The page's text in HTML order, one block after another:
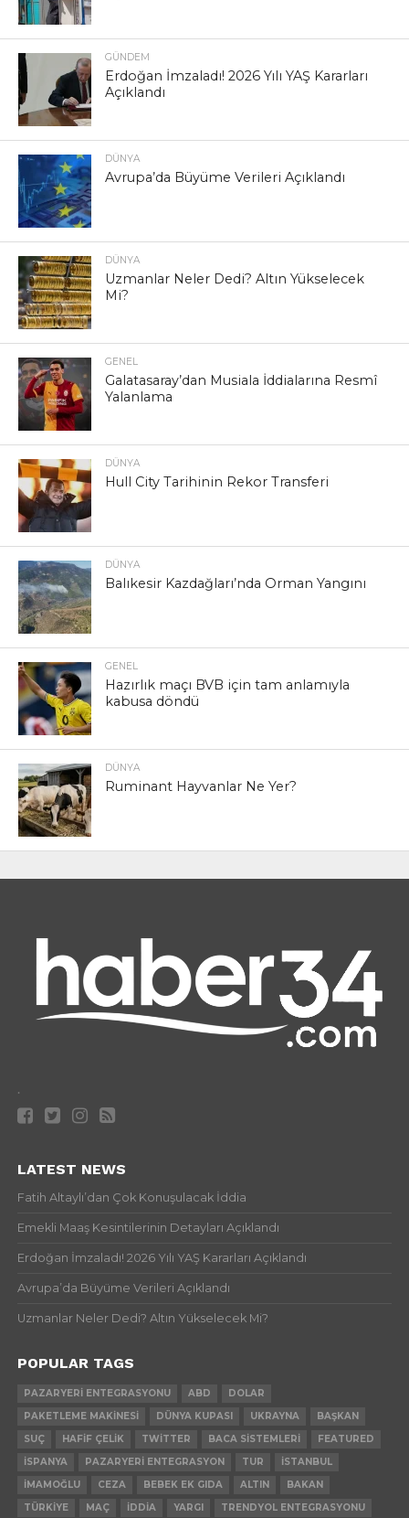
GÜNDEM
Erdoğan İmzaladı! 2026 Yılı YAŞ Kararları
Açıklandı
DÜNYA
Avrupa’da Büyüme Verileri Açıklandı
DÜNYA
Uzmanlar Neler Dedi? Altın Yükselecek
Mi?
GENEL
Galatasaray’dan Musiala İddialarına Resmî
Yalanlama
DÜNYA
Hull City Tarihinin Rekor Transferi
DÜNYA
Balıkesir Kazdağları’nda Orman Yangını
GENEL
Hazırlık maçı BVB için tam anlamıyla
kabusa döndü
DÜNYA
Ruminant Hayvanlar Ne Yer?
.
LATEST NEWS
Fatih Altaylı’dan Çok Konuşulacak İddia
Emekli Maaş Kesintilerinin Detayları Açıklandı
Erdoğan İmzaladı! 2026 Yılı YAŞ Kararları Açıklandı
Avrupa’da Büyüme Verileri Açıklandı
Uzmanlar Neler Dedi? Altın Yükselecek Mi?
POPULAR TAGS
PAZARYERI ENTEGRASYONU ABD
DOLAR
PAKETLEME MAKINESI
DÜNYA KUPASI UKRAYNA
BAŞKAN
SUÇ
HAFIF ÇELIK TWITTER BACA SISTEMLERI
FEATURED
İSPANYA
PAZARYERI ENTEGRASYON TUR
İSTANBUL
İMAMOĞLU
CEZA BEBEK EK GIDA ALTIN
BAKAN
TÜRKIYE
MAÇ İDDIA YARGI TRENDYOL ENTEGRASYONU